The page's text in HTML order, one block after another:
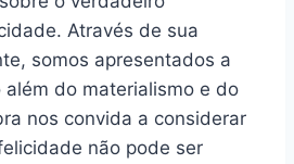
Através de sua
somos apresentados a
além do materialismo e do
nos convida a considerar
não pode ser